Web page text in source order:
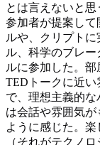
とは言えないと思
参加者が提案し
ルや、クリプト
ル、科学のブレ
ルに参加した。
TEDトークに近い
で、理想主義的な
は会話や雰囲気
ように感じた。楽
（それがテクノ